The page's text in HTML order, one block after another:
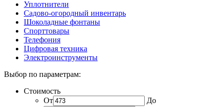
Уплотнители
Садово-огородный инвентарь
Шоколадные фонтаны
Спорттовары
Телефония
Цифровая техника
Электроинструменты
Выбор по параметрам:
Стоимость
От
До